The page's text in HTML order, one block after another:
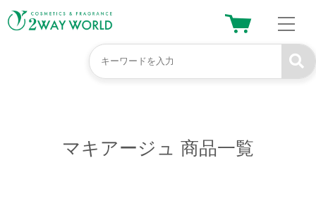
マキアージュ 商品一覧